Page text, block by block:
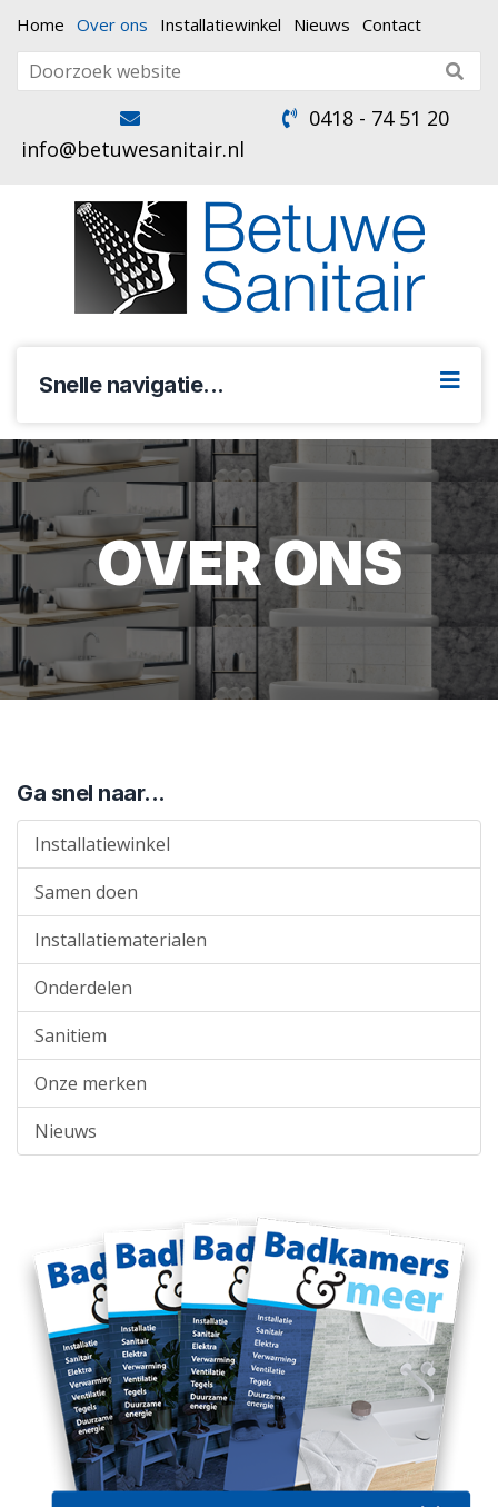
Home Over ons Installatiewinkel Nieuws Contact
info@betuwesanitair.nl
0418 - 74 51 20
Snelle navigatie...
OVER ONS
Ga snel naar...
Installatiewinkel
Samen doen
Installatiematerialen
Onderdelen
Sanitiem
Onze merken
Nieuws